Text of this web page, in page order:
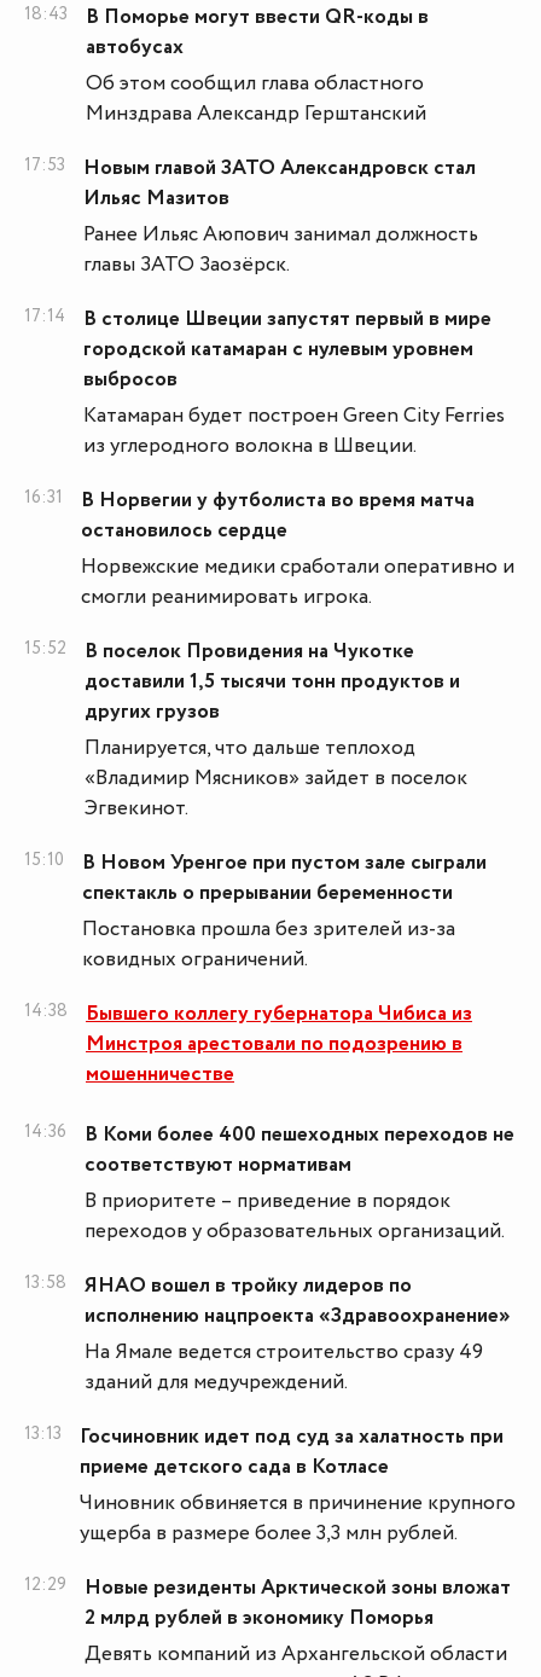
18:43
В Поморье могут ввести QR-коды в
автобусах
Об этом сообщил глава областного
Минздрава Александр Герштанский
17:53
Новым главой ЗАТО Александровск стал
Ильяс Мазитов
Ранее Ильяс Аюпович занимал должность
главы ЗАТО Заозёрск.
17:14
В столице Швеции запустят первый в мире
городской катамаран с нулевым уровнем
выбросов
Катамаран будет построен Green City Ferries
из углеродного волокна в Швеции.
16:31
В Норвегии у футболиста во время матча
остановилось сердце
Норвежские медики сработали оперативно и
смогли реанимировать игрока.
15:52
В поселок Провидения на Чукотке
доставили 1,5 тысячи тонн продуктов и
других грузов
Планируется, что дальше теплоход
«Владимир Мясников» зайдет в поселок
Эгвекинот.
15:10
В Новом Уренгое при пустом зале сыграли
спектакль о прерывании беременности
Постановка прошла без зрителей из-за
ковидных ограничений.
14:38
Бывшего коллегу губернатора Чибиса из
Минстроя арестовали по подозрению в
мошенничестве
14:36
В Коми более 400 пешеходных переходов не
соответствуют нормативам
В приоритете – приведение в порядок
переходов у образовательных организаций.
13:58
ЯНАО вошел в тройку лидеров по
исполнению нацпроекта «Здравоохранение»
На Ямале ведется строительство сразу 49
зданий для медучреждений.
13:13
Госчиновник идет под суд за халатность при
приеме детского сада в Котласе
Чиновник обвиняется в причинение крупного
ущерба в размере более 3,3 млн рублей.
12:29
Новые резиденты Арктической зоны вложат
2 млрд рублей в экономику Поморья
Девять компаний из Архангельской области